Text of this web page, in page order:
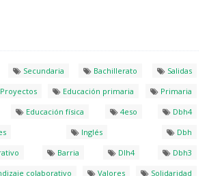
Secundaria Bachillerato
Salidas
Educación primaria
Primaria
Educación física 4eso
Dbh4
Inglés
Dbh
Barria Dlh4
Dbh3
colaborativo Valores
Solidaridad